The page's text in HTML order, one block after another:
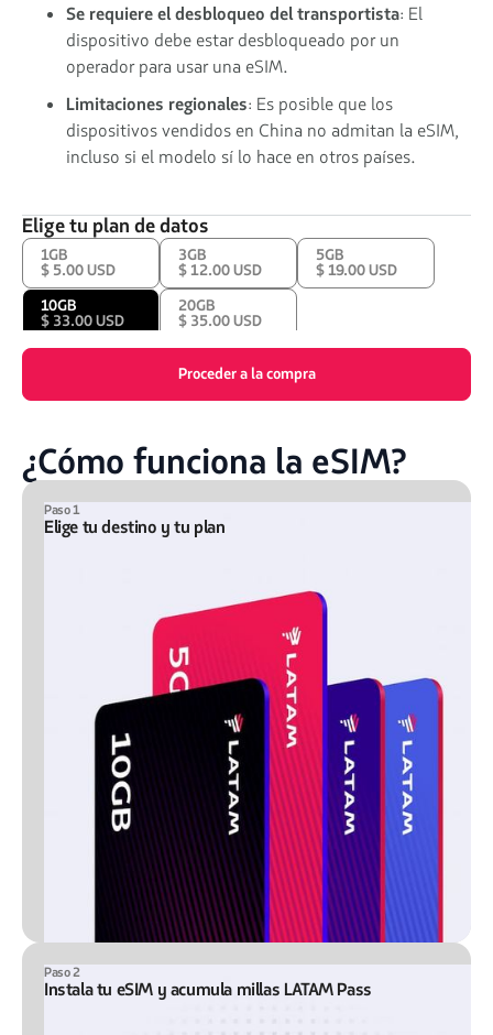
Se requiere el desbloqueo del transportista: El
dispositivo debe estar desbloqueado por un
operador para usar una eSIM.
Limitaciones regionales: Es posible que los
dispositivos vendidos en China no admitan la eSIM,
incluso si el modelo sí lo hace en otros países.
Elige tu plan de datos
1GB
$ 5.00 USD
3GB
$ 12.00 USD
5GB
$ 19.00 USD
10GB
$ 33.00 USD
20GB
$ 35.00 USD
Proceder a la compra
¿Cómo funciona la eSIM?
Paso 1
Elige tu destino y tu plan
Paso 2
Instala tu eSIM y acumula millas LATAM Pass